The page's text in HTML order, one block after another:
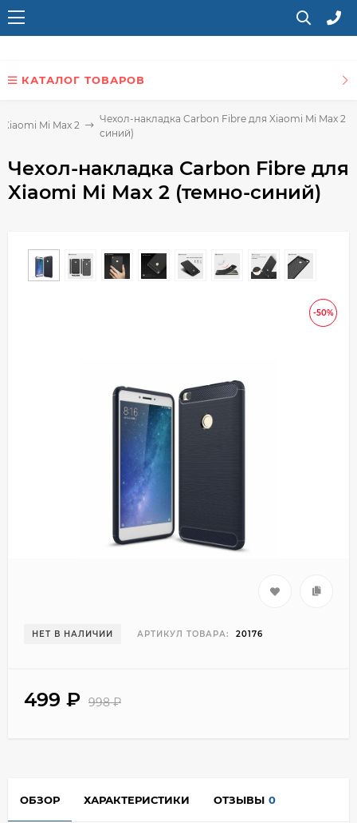
КАТАЛОГ ТОВАРОВ
Mi Max 2
Чехол-накладка Carbon Fibre для Xiaomi Mi Max 2
синий)
Чехол-накладка Carbon Fibre для
Xiaomi Mi Max 2 (темно-синий)
-50%
НЕТ В НАЛИЧИИ АРТИКУЛ ТОВАРА: 20176
499 ₽ 998₽
ОБЗОР ХАРАКТЕРИСТИКИ ОТЗЫВЫ 0